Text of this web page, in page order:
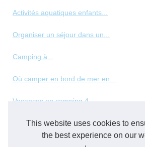
This website uses cookies to
the best experience on our
Activités aquatiques enfants...
Organiser un séjour dans un...
Camping à...
Où camper en bord de mer en...
Vacances en camping 4...
Les meilleurs types de...
Panorama des hébergements de...